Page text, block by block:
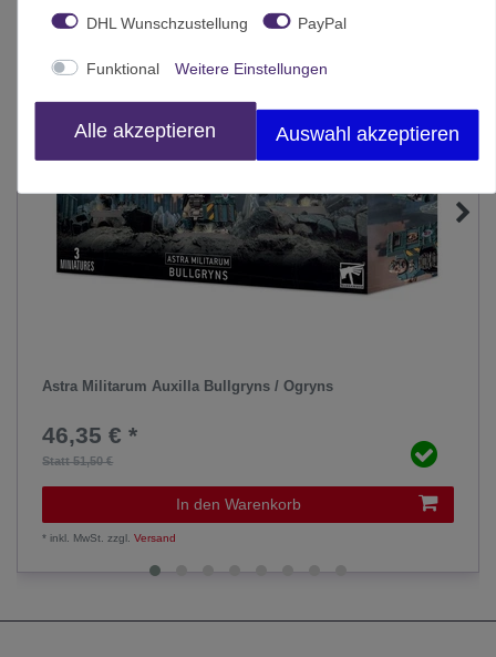
Astra Militarum Auxilla Bullgryns / Ogryns
Statt 51,50 €
46,35 € *
In den Warenkorb
*inkl. MwSt. zzgl.Versand
DHL Wunschzustellung PayPal
Funktional Weitere Einstellungen
Alle akzeptieren Auswahl akzeptieren